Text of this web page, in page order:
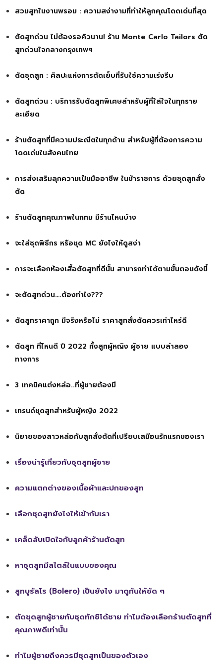
สวมสูทในงานพรอม : ความสง่างามที่ทำให้ลูกคุณโดดเด่นที่สุด
ตัดสูทด่วน ไม่ต้องรอคิวนาน! ร้าน Monte Carlo Tailors ตัด
สูทด่วนใจกลางกรุงเทพฯ
ตัดชุดสูท : ศิลปะแห่งการตัดเย็บที่รับใช้ความเร่งรีบ
ตัดสูทด่วน : บริการรับตัดสูทพิเศษสำหรับผู้ที่ใส่ใจในทุกราย
ละเอียด
ร้านตัดสูทที่มีความประณีตในทุกด้าน สำหรับผู้ที่ต้องการความ
โดดเด่นในสังคมไทย
การส่งเสริมลุกความเป็นมืออาชีพ ในข้าราชการ ด้วยชุดสูทสั่ง
ตัด
ร้านตัดสูทคุณภาพในกทม มีร้านไหนบ้าง
จะใส่ชุดพิธีกร หรือชุด MC ยังไงให้ดูสง่า
การจะเลือกห้องเสื้อตัดสูทที่ดีนั้น สามารถทำได้ตามขั้นตอนดังนี้
จะตัดสูทด่วน….ต้องทำไง???
ตัดสูทราคาถูก มีจริงหรือไม่ ราคาสูทสั่งตัดควรเท่าไหร่ดี
ตัดสูท ที่ไหนดี ปี 2022 ทั้งสูทผู้หญิง ผู้ชาย แบบลำลอง
ทางการ
3 เทคนิคแต่งหล่อ..ที่ผู้ชายต้องมี
เทรนด์ชุดสูทสำหรับผู้หญิง 2022
นิยายของสาวหล่อกับสูทสั่งตัดที่เปรียบเสมือนรักแรกของเรา
เรื่องน่ารู้เกี่ยวกับชุดสูทผู้ชาย
ความแตกต่างของเนื้อผ้าและปกของสูท
เลือกชุดสูทยังไงให้เข้ากับเรา
เคล็ดลับเปิดใจกับลูกค้าร้านตัดสูท
หาชุดสูทมีสไตล์ในแบบของคุณ
สูทบูรัลโร (Bolero) เป็นยังไง มาดูกันให้ชัด ๆ
ตัดชุดสูทผู้ชายกับชุดทักซิโด้ชาย ทำไมต้องเลือกร้านตัดสูทที่
คุณภาพดีเท่านั้น
ทำไมผู้ชายถึงควรมีชุดสูทเป็นของตัวเอง